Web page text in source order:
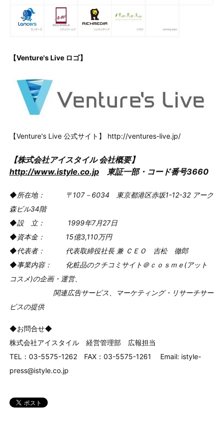
【Venture's Live ロゴ】
【Venture's Live 公式サイト】 http://ventures-live.jp/
【株式会社アイスタイル 会社概要】
http://www.istyle.co.jp東証一部・コード番号3660
◆所在地： 〒107－6034 東京都港区赤坂1-12-32 アーク
森ビル34階
◆設 立： 1999年7月27日
◆資本金： 15億3,110万円
◆代表者： 代表取締役社長 兼 ＣＥＯ 吉松 徹郎
◆事業内容： 化粧品のクチコミサイト＠ｃｏｓｍｅ(アット
コスメ)の企画・運営、
関連広告サービス、マーケティング・リサーチサー
ビスの提供
◆お問合せ◆
株式会社アイスタイル 経営管理部 広報担当
TEL：03-5575-1262 FAX：03-5575-1261 Email: istyle-
press@istyle.co.jp